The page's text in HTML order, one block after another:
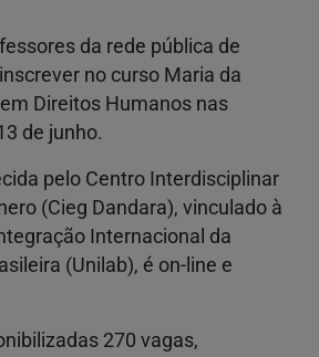
da rede pública de
no curso Maria da
Direitos Humanos nas
de junho.
pelo Centro Interdisciplinar
(Cieg Dandara), vinculado à
Internacional da
(Unilab), é on-line e
270 vagas,